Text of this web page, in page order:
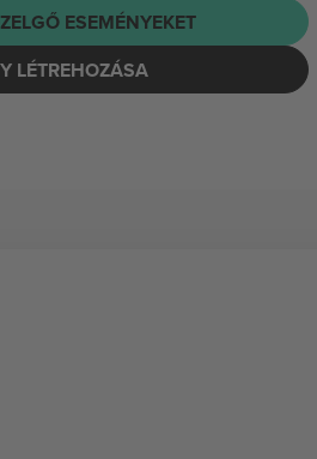
ESEMÉNYEKET
LÉTREHOZÁSA